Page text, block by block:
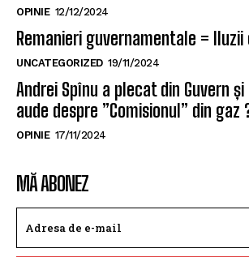
OPINIE 12/12/2024
Remanieri guvernamentale =
UNCATEGORIZED 19/11/2024
Andrei Spînu a plecat din Guvern și
aude despre ”Comisionul” din gaz
OPINIE 17/11/2024
MĂ ABONEZ